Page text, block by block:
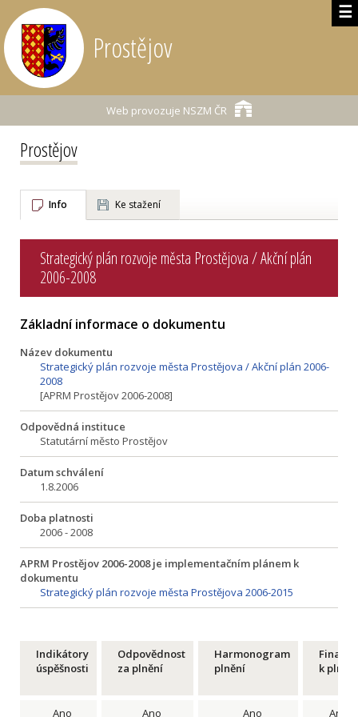
☰
Prostějov
Web provozuje NSZM ČR
Prostějov
Info Ke stažení
Strategický plán rozvoje města Prostějova / Akční plán
2006-2008
Základní informace o dokumentu
Název dokumentu
Strategický plán rozvoje města Prostějova / Akční plán 2006-
2008
[APRM Prostějov 2006-2008]
Odpovědná instituce
Statutární město Prostějov
Datum schválení
1.8.2006
Doba platnosti
2006 - 2008
APRM Prostějov 2006-2008 je implementačním plánem k
dokumentu
Strategický plán rozvoje města Prostějova 2006-2015
Indikátory
úspěšnosti
Odpovědnost
za plnění
Harmonogram
plnění
Finance
k plnění
Ano Ano Ano Ano